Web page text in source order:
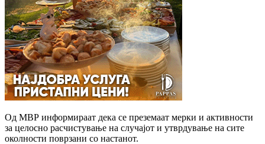
Од МВР информираат дека се преземаат мерки и активности
за целосно расчистување на случајот и утврдување на сите
околности поврзани со настанот.